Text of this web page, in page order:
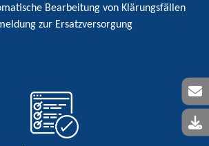
Bearbeitung von Klärungsfällen
zur Ersatzversorgung